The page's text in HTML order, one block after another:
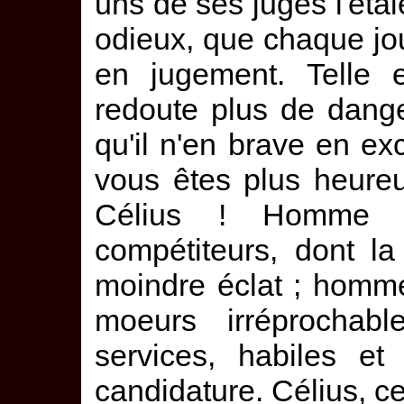
odieux, que chaque
en jugement. Telle
redoute plus de
qu'il n'en brave en
vous êtes plus
Célius ! Homme
compétiteurs, dont
moindre éclat ;
moeurs
services, habiles
candidature. Célius,